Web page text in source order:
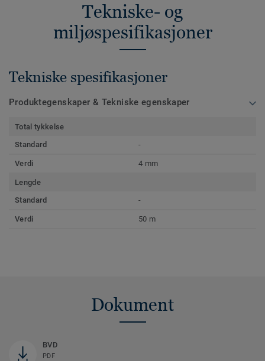
Tekniske- og
miljøspesifikasjoner
Tekniske spesifikasjoner
Produktegenskaper & Tekniske egenskaper
Total tykkelse
Standard
-
Verdi 4 mm
Lengde
Standard
-
Verdi 50 m
Dokument
BVD
PDF